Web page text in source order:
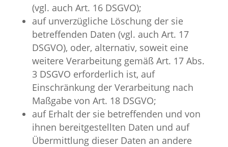
(vgl. auch Art. 16 DSGVO);
auf unverzügliche Löschung der sie
betreffenden Daten (vgl. auch Art. 17
DSGVO), oder, alternativ, soweit eine
weitere Verarbeitung gemäß Art. 17 Abs.
3 DSGVO erforderlich ist, auf
Einschränkung der Verarbeitung nach
Maßgabe von Art. 18 DSGVO;
auf Erhalt der sie betreffenden und von
ihnen bereitgestellten Daten und auf
Übermittlung dieser Daten an andere